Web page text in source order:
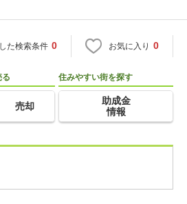
た検索条件 0 お気に入り 0
る
売却
住みやすい街を探す
助成金
情報